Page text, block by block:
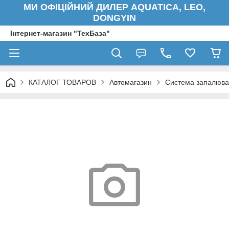
МИ ОФІЦІЙНИЙ ДИЛЕР AQUATICA, LEO,
DONGYIN
Інтернет-магазин "ТехБаза"
КАТАЛОГ ТОВАРОВ Автомагазин Система